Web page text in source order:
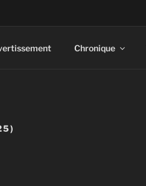
Chronique